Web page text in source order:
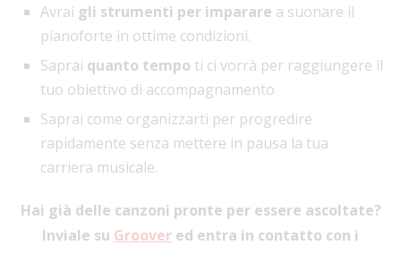
Avrai gli strumenti per imparare a suonare il
pianoforte in ottime condizioni.
Saprai quanto tempo ti ci vorrà per raggiungere il
tuo obiettivo di accompagnamento
Saprai come organizzarti per progredire
rapidamente senza mettere in pausa la tua
carriera musicale.
Hai già delle canzoni pronte per essere ascoltate?
Inviale su Groover ed entra in contatto con i